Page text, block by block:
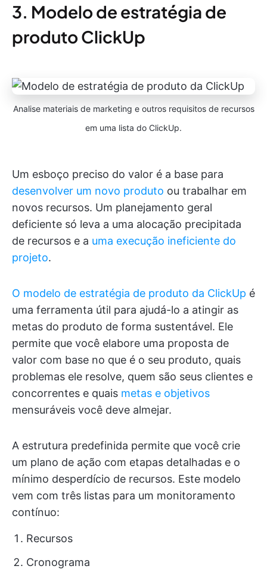
3. Modelo de estratégia de
produto ClickUp
Analise materiais de marketing e outros requisitos de recursos
em uma lista do ClickUp.
Um esboço preciso do valor é a base para
desenvolver um novo produto ou trabalhar em
novos recursos. Um planejamento geral
deficiente só leva a uma alocação precipitada
de recursos e a uma execução ineficiente do
projeto.
O modelo de estratégia de produto da ClickUp é
uma ferramenta útil para ajudá-lo a atingir as
metas do produto de forma sustentável. Ele
permite que você elabore uma proposta de
valor com base no que é o seu produto, quais
problemas ele resolve, quem são seus clientes e
concorrentes e quais metas e objetivos
mensuráveis você deve almejar.
A estrutura predefinida permite que você crie
um plano de ação com etapas detalhadas e o
mínimo desperdício de recursos. Este modelo
vem com três listas para um monitoramento
contínuo:
Recursos
Cronograma